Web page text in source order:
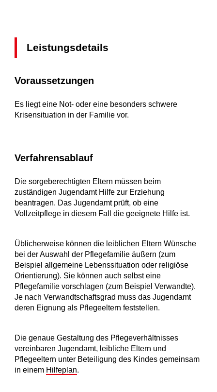
Leistungsdetails
Voraussetzungen
Es liegt eine Not- oder eine besonders schwere
Krisensituation in der Familie vor.
Verfahrensablauf
Die sorgeberechtigten Eltern müssen beim
zuständigen Jugendamt Hilfe zur Erziehung
beantragen. Das Jugendamt prüft, ob eine
Vollzeitpflege in diesem Fall die geeignete Hilfe ist.
Üblicherweise können die leiblichen Eltern Wünsche
bei der Auswahl der Pflegefamilie äußern (zum
Beispiel allgemeine Lebenssituation oder religiöse
Orientierung). Sie können auch selbst eine
Pflegefamilie vorschlagen (zum Beispiel Verwandte).
Je nach Verwandtschaftsgrad muss das Jugendamt
deren Eignung als Pflegeeltern feststellen.
Die genaue Gestaltung des Pflegeverhältnisses
vereinbaren Jugendamt, leibliche Eltern und
Pflegeeltern unter Beteiligung des Kindes gemeinsam
in einem Hilfeplan.